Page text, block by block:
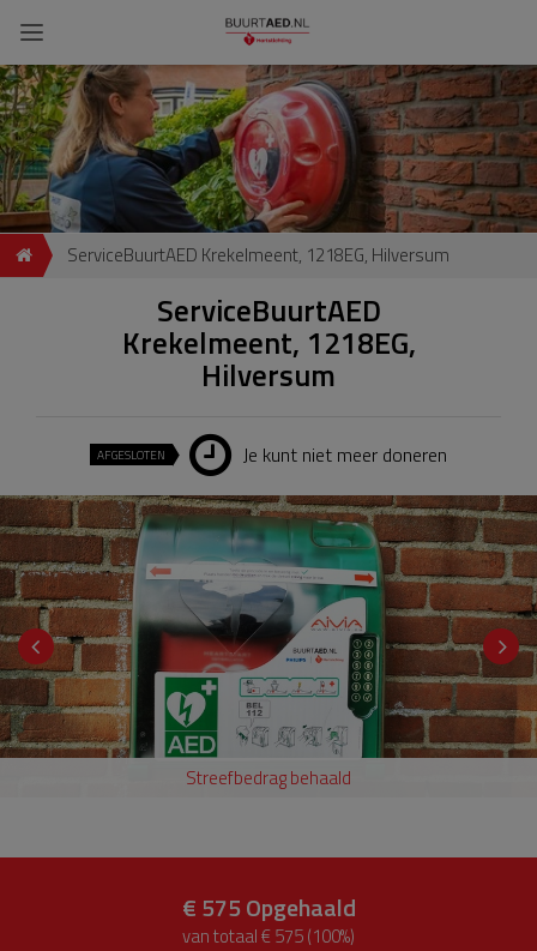
ServiceBuurtAED Krekelmeent, 1218EG, Hilversum
ServiceBuurtAED
Krekelmeent, 1218EG,
Hilversum
AFGESLOTEN Je kunt niet meer doneren
Streefbedrag behaald
€ 575Opgehaald
van totaal € 575 (100%)